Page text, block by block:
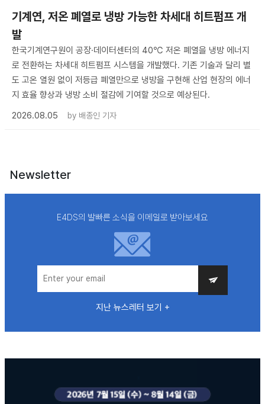
기계연, 저온 폐열로 냉방 가능한 차세대 히트펌프 개
발
한국기계연구원이 공장·데이터센터의 40℃ 저온 폐열을 냉방 에너지
로 전환하는 차세대 히트펌프 시스템을 개발했다. 기존 기술과 달리 별
도 고온 열원 없이 저등급 폐열만으로 냉방을 구현해 산업 현장의 에너
지 효율 향상과 냉방 소비 절감에 기여할 것으로 예상된다.
2026.08.05
by 배종인 기자
Newsletter
E4DS의 발빠른 소식을 이메일로 받아보세요
지난 뉴스레터 보기 +